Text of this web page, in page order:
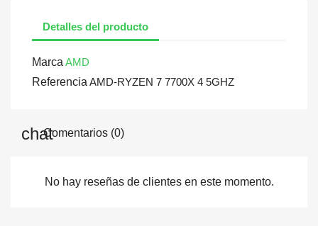
Detalles del producto
Marca AMD
Referencia AMD-RYZEN 7 7700X 4 5GHZ
Comentarios (0)
No hay reseñas de clientes en este momento.